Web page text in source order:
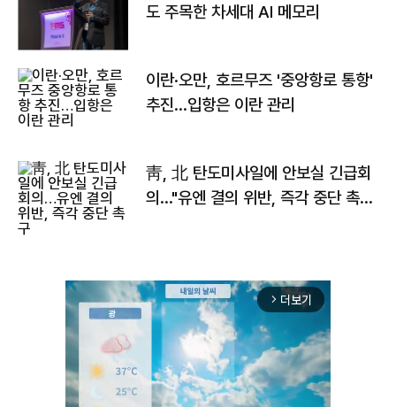
도 주목한 차세대 AI 메모리
이란·오만, 호르무즈 '중앙항로 통항'
추진…입항은 이란 관리
靑, 北 탄도미사일에 안보실 긴급회
의…"유엔 결의 위반, 즉각 중단 촉
arrow_forward_ios 더보기